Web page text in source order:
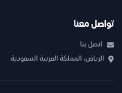
تواصل معنا
اتصل بنا
الرياض، المملكة العربية السعودية